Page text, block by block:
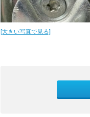
[大きい写真で見る]